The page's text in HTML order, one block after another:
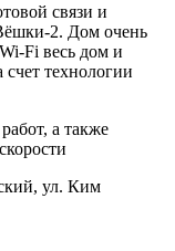
связи и
2. Дом очень
Fi весь дом и
технологии
а также